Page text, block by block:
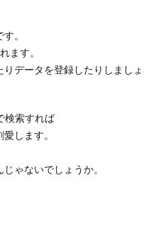
。
ます。
データを登録したりしましょ
検索すれば
します。
ゃないでしょうか。